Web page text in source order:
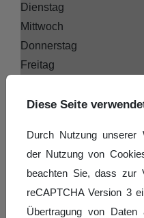
Dienstag
Mittwoch
Donnerstag
Freitag
Sonntag
27
29
30
DTV Bundeskader ...
Diese Seite
Durch Nutzung unserer
der Nutzung von
beachten Sie, dass zur
reCAPTCHA Version 3
Übertragung von